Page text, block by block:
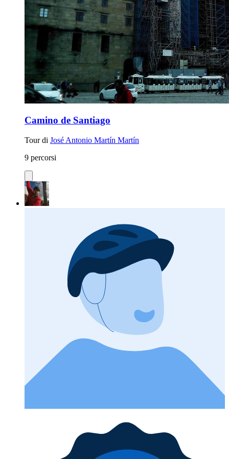
Camino de Santiago
Tour di José Antonio Martín Martín
9 percorsi